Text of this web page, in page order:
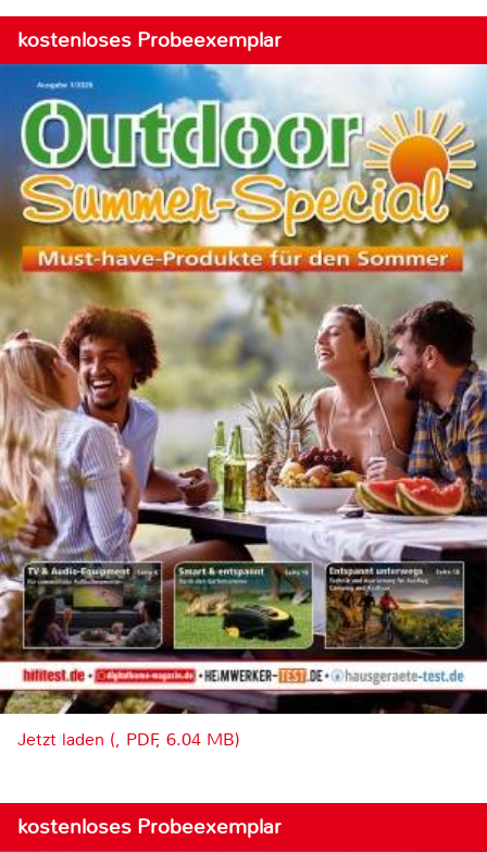
kostenloses Probeexemplar
Jetzt laden (, PDF, 6.04 MB)
kostenloses Probeexemplar